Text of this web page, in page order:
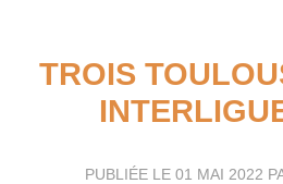
TROIS
PUBLIÉE LE 01 MAI 2022